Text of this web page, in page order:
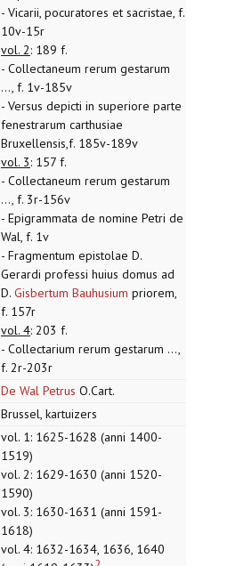
- Vicarii, pocuratores et sacristae, f.
10v-15r
vol. 2: 189 f.
- Collectaneum rerum gestarum
..., f. 1v-185v
- Versus depicti in superiore parte
fenestrarum carthusiae
Bruxellensis,f. 185v-189v
vol. 3: 157 f.
- Collectaneum rerum gestarum
..., f. 3r-156v
- Epigrammata de nomine Petri de
Wal, f. 1v
- Fragmentum epistolae D.
Gerardi professi huius domus ad
D. Gisbertum Bauhusium priorem,
f. 157r
vol. 4: 203 f.
- Collectarium rerum gestarum ...,
f. 2r-203r
De Wal Petrus O.Cart.
Brussel, kartuizers
vol. 1: 1625-1628 (anni 1400-
1519)
vol. 2: 1629-1630 (anni 1520-
1590)
vol. 3: 1630-1631 (anni 1591-
1618)
vol. 4: 1632-1634, 1636, 1640